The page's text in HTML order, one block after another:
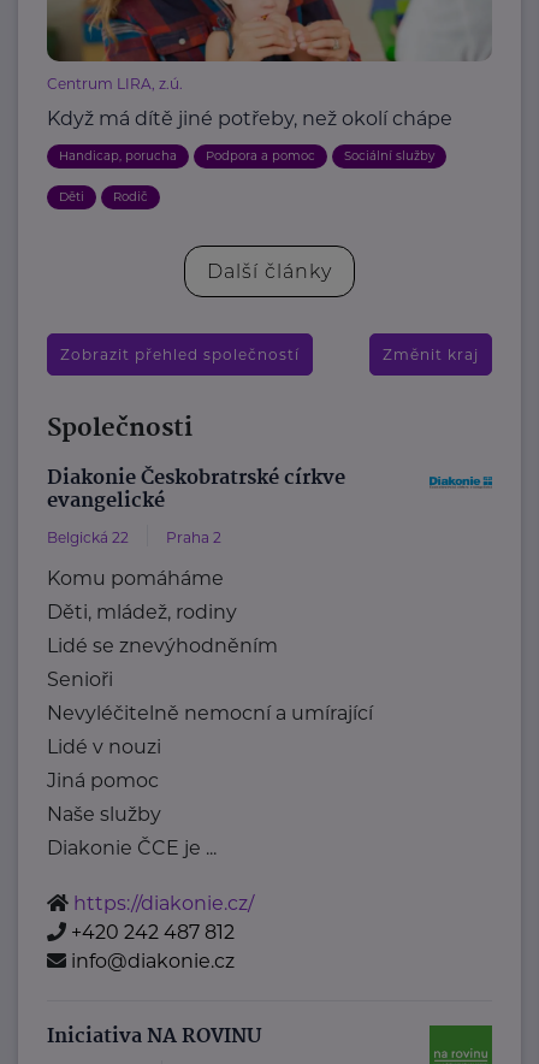
Centrum LIRA, z.ú.
Když má dítě jiné potřeby, než okolí chápe
Handicap, porucha Podpora a pomoc Sociální služby
Děti Rodič
Další články
Zobrazit přehled společností Změnit kraj
Společnosti
Diakonie Českobratrské církve
evangelické
Belgická 22 Praha 2
Komu pomáháme
Děti, mládež, rodiny
Lidé se znevýhodněním
Senioři
Nevyléčitelně nemocní a umírající
Lidé v nouzi
Jiná pomoc
Naše služby
Diakonie ČCE je ...
https://diakonie.cz/
+420 242 487 812
info@diakonie.cz
Iniciativa NA ROVINU